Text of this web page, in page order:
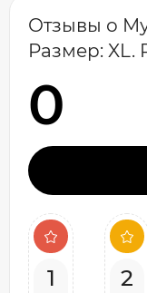
Отзывы о
Размер: XL.
0
1 2